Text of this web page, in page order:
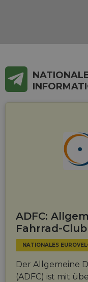
ADFC:
Fahrrad-Club
NATIONALES
Der Allgemeine
(ADFC) ist mit